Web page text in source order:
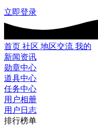
立即登录
首页 社区 地区交流 我的
新闻资讯
勋章中心
道具中心
任务中心
用户相册
用户日志
排行榜单